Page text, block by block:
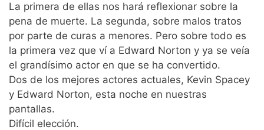
La primera de ellas nos hará reflexionar sobre la
pena de muerte. La segunda, sobre malos tratos
por parte de curas a menores. Pero sobre todo es
la primera vez que ví a Edward Norton y ya se veía
el grandísimo actor en que se ha convertido.
Dos de los mejores actores actuales, Kevin Spacey
y Edward Norton, esta noche en nuestras
pantallas.
Difícil elección.